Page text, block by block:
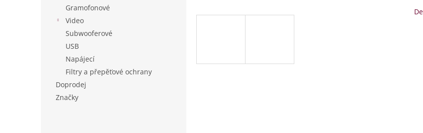
Gramofonové
Video
Subwooferové
USB
Napájecí
Filtry a přepěťové ochrany
Doprodej
Značky